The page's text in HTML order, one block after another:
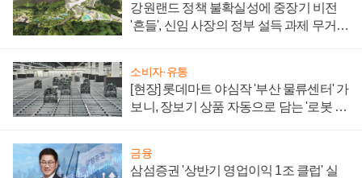
강원랜드 정책 불확실성에 중장기 비전
'흔들', 신임 사장의 정부 설득 과제 무거워
소비자·유통
[현장] 롯데마트 야심작 '부산 물류센터' 가
보니, 장보기 상품 자동으로 담는 '로봇 40
금융
삼섬증권 '상반기 영업이익 1조 클럽' 실